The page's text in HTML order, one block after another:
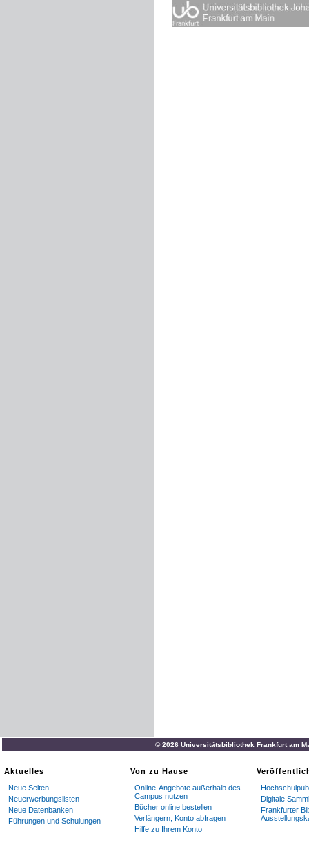
© 2026 Universitätsbibliothek Frankfurt am
Aktuelles
Neue Seiten
Neuerwerbungslisten
Neue Datenbanken
Führungen und Schulungen
Von zu Hause
Online-Angebote außerhalb des
Campus nutzen
Bücher online bestellen
Verlängern, Konto abfragen
Hilfe zu Ihrem Konto
Digitale
Frankfurter